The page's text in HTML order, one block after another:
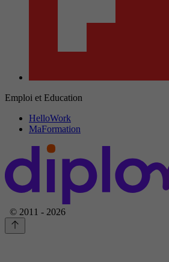
Emploi et Education
HelloWork
MaFormation
© 2011 - 2026